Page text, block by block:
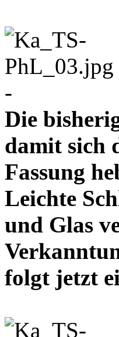
-
Die
damit sich
Fassung
Leichte
und Glas
folgt jetzt